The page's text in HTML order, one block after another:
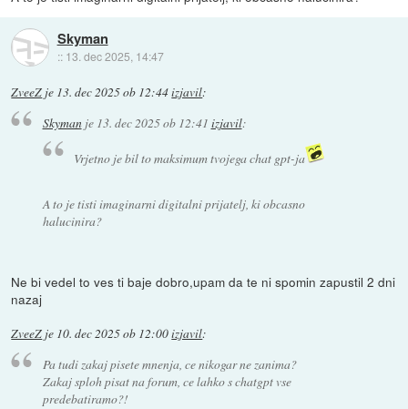
Skyman
:: 13. dec 2025, 14:47
ZveeZ je 13. dec 2025 ob 12:44izjavil:
Skymanje 13. dec 2025 ob 12:41 izjavil:
Vrjetno je bil to maksimum tvojega chat gpt-ja
A to je tisti imaginarni digitalni prijatelj, ki obcasno
halucinira?
Ne bi vedel to ves ti baje dobro,upam da te ni spomin zapustil 2 dni
nazaj
ZveeZ je 10. dec 2025 ob 12:00izjavil:
Pa tudi zakaj pisete mnenja, ce nikogar ne zanima?
Zakaj sploh pisat na forum, ce lahko s chatgpt vse
predebatiramo?!